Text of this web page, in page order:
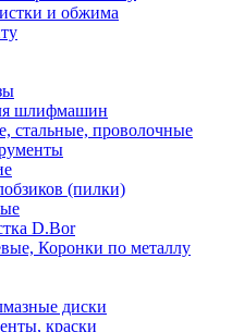
и обжима
шлифмашин
стальные, проволочные
(пилки)
D.Bor
Коронки по металлу
диски
краски